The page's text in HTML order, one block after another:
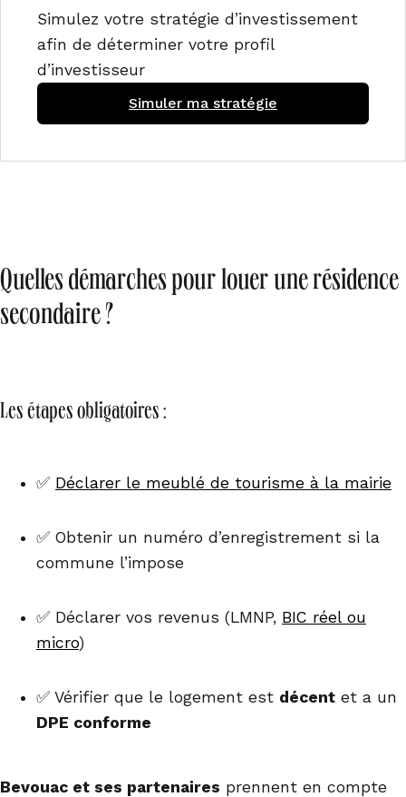
Simulez votre stratégie d’investissement
afin de déterminer votre profil
d’investisseur
Simuler ma stratégie
Quelles démarches pour louer une résidence
secondaire ?
Les étapes obligatoires :
✅ Déclarer le meublé de tourisme à la mairie
✅ Obtenir un numéro d’enregistrement si la
commune l’impose
✅ Déclarer vos revenus (LMNP, BIC réel ou
micro)
✅ Vérifier que le logement est décent et a un
DPE conforme
Bevouac et ses partenaires prennent en compte